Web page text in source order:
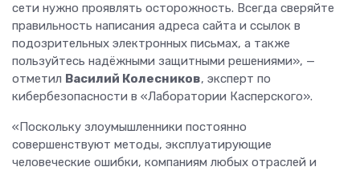
сети нужно проявлять осторожность. Всегда сверяйте
правильность написания адреса сайта и ссылок в
подозрительных электронных письмах, а также
пользуйтесь надёжными защитными решениями», —
отметил Василий Колесников, эксперт по
кибербезопасности в «Лаборатории Касперского».
«Поскольку злоумышленники постоянно
совершенствуют методы, эксплуатирующие
человеческие ошибки, компаниям любых отраслей и